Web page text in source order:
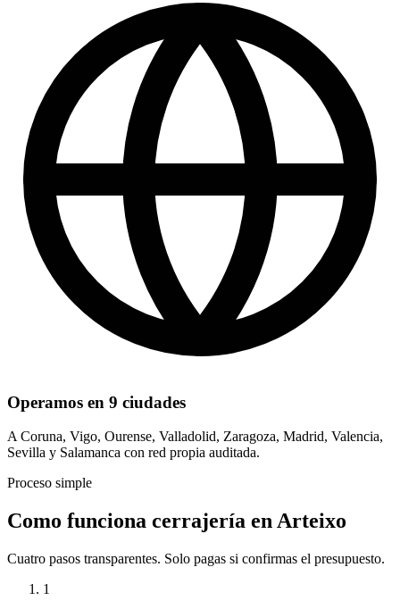
Operamos en 9 ciudades
A Coruna, Vigo, Ourense, Valladolid, Zaragoza, Madrid, Valencia,
Sevilla y Salamanca con red propia auditada.
Proceso simple
Como funciona cerrajería en Arteixo
Cuatro pasos transparentes. Solo pagas si confirmas el presupuesto.
1